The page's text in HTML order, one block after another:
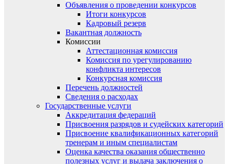
Объявления о проведении конкурсов
Итоги конкурсов
Кадровый резерв
Вакантная должность
Комиссии
Аттестационная комиссия
Комиссия по урегулированию
конфликта интересов
Конкурсная комиссия
Перечень должностей
Сведения о расходах
Государственные услуги
Аккредитация федераций
Присвоения разрядов и судейских категорий
Присвоение квалификационных категорий
тренерам и иным специалистам
Оценка качества оказания общественно
полезных услуг и выдача заключения о